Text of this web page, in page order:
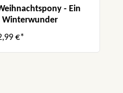
- Ein
Winterwunder
€*